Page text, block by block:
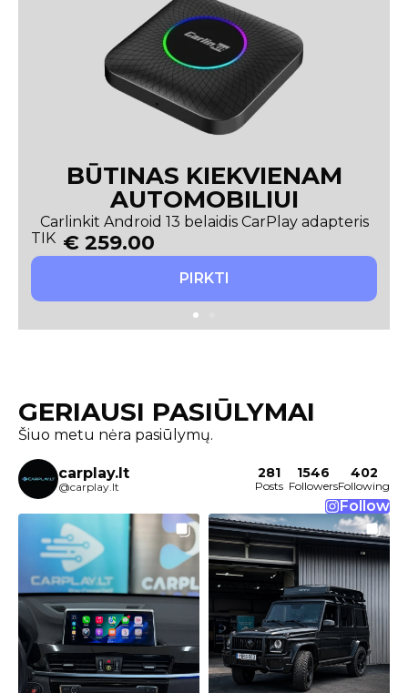
BŪTINAS KIEKVIENAM
AUTOMOBILIUI
Carlinkit Android 13 belaidis CarPlay adapteris
TIK € 259.00
PIRKTI
GERIAUSI PASIŪLYMAI
Šiuo metu nėra pasiūlymų.
carplay.lt
@carplay.lt
281
Posts
1546
Followers
402
Following
Follow